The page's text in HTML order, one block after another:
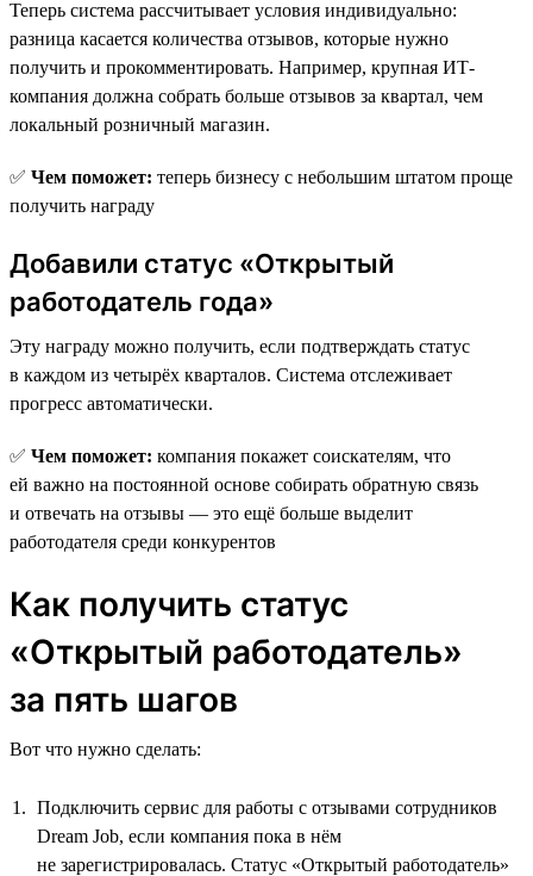
Теперь система рассчитывает условия индивидуально:
разница касается количества отзывов, которые нужно
получить и прокомментировать. Например, крупная ИТ-
компания должна собрать больше отзывов за квартал, чем
локальный розничный магазин.
✅ Чем поможет: теперь бизнесу с небольшим штатом проще
получить награду
Добавили статус «Открытый
работодатель года»
Эту награду можно получить, если подтверждать статус
в каждом из четырёх кварталов. Система отслеживает
прогресс автоматически.
✅ Чем поможет: компания покажет соискателям, что
ей важно на постоянной основе собирать обратную связь
и отвечать на отзывы — это ещё больше выделит
работодателя среди конкурентов
Как получить статус
«Открытый работодатель»
за пять шагов
Вот что нужно сделать:
Подключить сервис для работы с отзывами сотрудников
Dream Job, если компания пока в нём
не зарегистрировалась. Статус «Открытый работодатель»